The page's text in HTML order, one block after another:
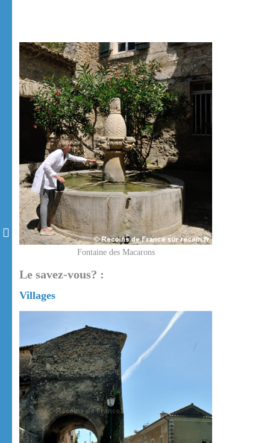
Fontaine des Macarons
Le savez-vous? :
Villages